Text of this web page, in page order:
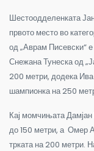
Шестоодделенката
првото место во
од „Аврам Писевски“
Снежана Тунеска од
200 метри, додека
шампионка на 250
Кај момчињата
до 150 метри, а Омер
трката на 200 метри.